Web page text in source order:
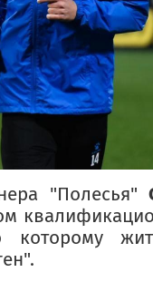
"Полесья"
которому